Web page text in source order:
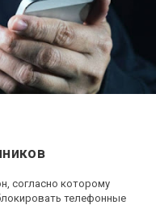
согласно которому
телефонные